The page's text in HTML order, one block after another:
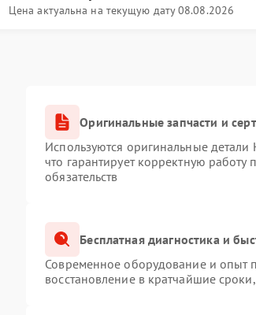
Цена актуальна на текущую дату 08.08.2026
Оригинальные запчасти и
Используются оригинальные
что гарантирует корректную
обязательств
Бесплатная диагностика и
Современное оборудование и опыт
восстановление в кратчайшие